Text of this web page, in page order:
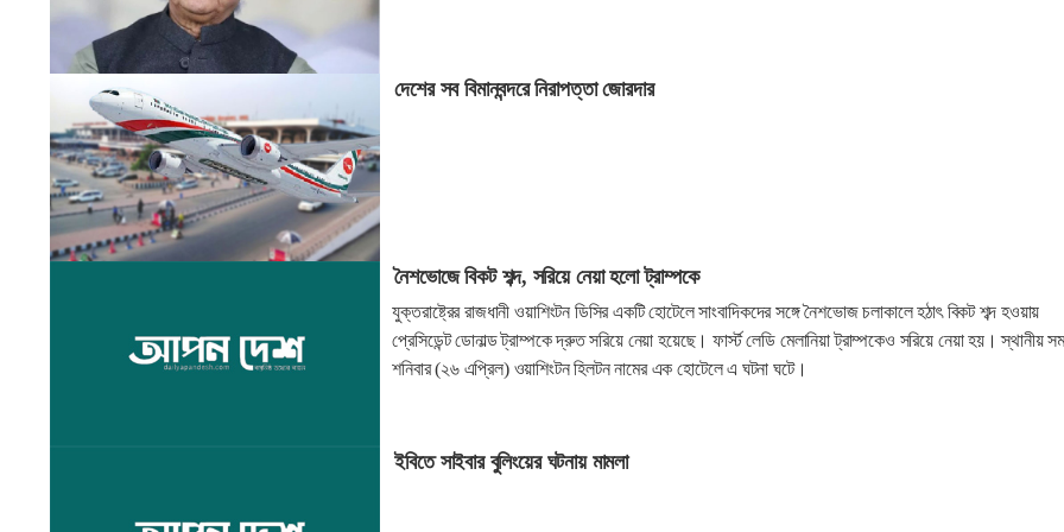
দেশের সব বিমানবন্দরে নিরাপত্তা জোরদার
নৈশভোজে বিকট শব্দ, সরিয়ে নেয়া হলো ট্রাম্পকে
যুক্তরাষ্ট্রের রাজধানী ওয়াশিংটন ডিসির একটি হোটেলে সাংবাদিকদের সঙ্গে নৈশভোজ চলাকালে হঠাৎ বিকট শব্দ হওয়ায়
প্রেসিডেন্ট ডোনাল্ড ট্রাম্পকে দ্রুত সরিয়ে নেয়া হয়েছে। ফার্স্ট লেডি মেলানিয়া ট্রাম্পকেও সরিয়ে নেয়া হয়। স্থানীয়
শনিবার (২৬ এপ্রিল) ওয়াশিংটন হিলটন নামের এক হোটেলে এ ঘটনা ঘটে।
ইবিতে সাইবার বুলিংয়ের ঘটনায় মামলা